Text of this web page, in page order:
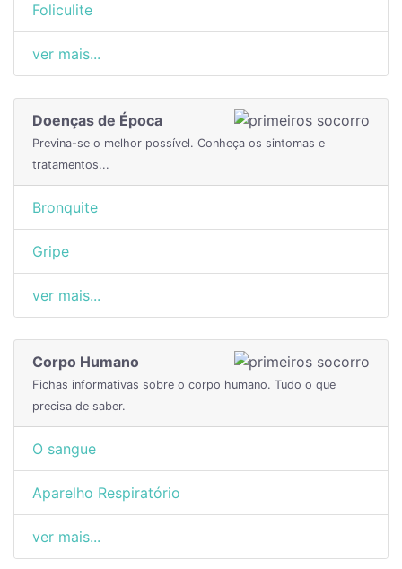
Foliculite
ver mais...
Doenças de Época
Previna-se o melhor possível. Conheça os sintomas e
tratamentos...
Bronquite
Gripe
ver mais...
Corpo Humano
Fichas informativas sobre o corpo humano. Tudo o que
precisa de saber.
O sangue
Aparelho Respiratório
ver mais...